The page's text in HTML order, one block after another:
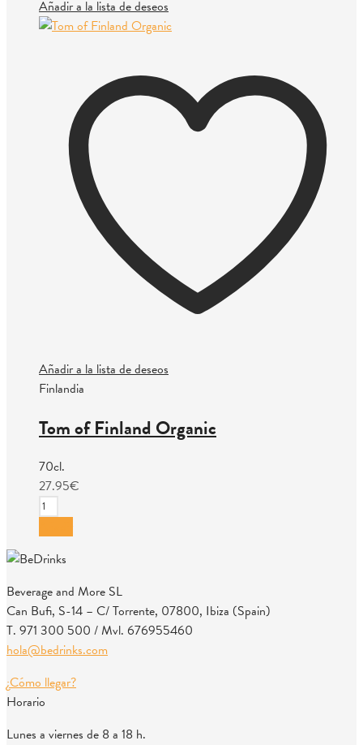
Añadir a la lista de deseos
Añadir a la lista de deseos
Finlandia
Tom of Finland Organic
70cl.
27.95€
Tom
Organic
cantidad
Beverage and More SL
Can Bufi, S-14 – C/ Torrente, 07800, Ibiza (Spain)
T. 971 300 500 / Mvl. 676955460
hola@bedrinks.com
¿Cómo llegar?
Horario
Lunes a viernes de 8 a 18 h.